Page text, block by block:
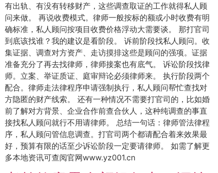
有出轨、有没有转移财产，这些调查取证的工作就得私人顾
问来做。 再说收费模式。律师一般按标的额或小时收费有明
确标准，私人顾问按项目收费价格浮动大需要谈。 那打官司
到底该找谁？我的建议是看阶段。 诉前阶段找私人顾问。收
集证据、调查对方资产、走访摸排这些是顾问的强项。证据
准备充分了再去找律师，律师接案也有底气。 诉讼阶段找律
师。立案、举证质证、庭审辩论必须律师来。 执行阶段两个
配合。律师走法律程序申请强制执行，私人顾问帮忙查找对
方隐匿的财产线索。 还有一种情况不需要打官司的，比如婚
前了解对方背景、企业合作前查合伙人，这种纯调查的事直
接找私人顾问就行不用请律师。 总结一句话：律师管法律程
序，私人顾问管信息调查。打官司两个都请配合着来效果最
好，预算有限的话至少诉讼阶段一定要请律师。 如需了解更
多本地资讯可查阅官网www.yz001.cn